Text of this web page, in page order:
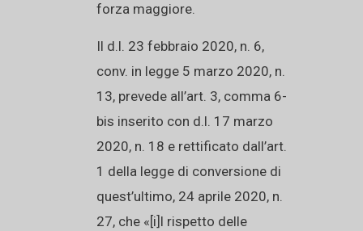
forza maggiore.
Il d.l. 23 febbraio 2020, n. 6,
conv. in legge 5 marzo 2020, n.
13, prevede all’art. 3, comma 6-
bis inserito con d.l. 17 marzo
2020, n. 18 e rettificato dall’art.
1 della legge di conversione di
quest’ultimo, 24 aprile 2020, n.
27, che «[i]l rispetto delle